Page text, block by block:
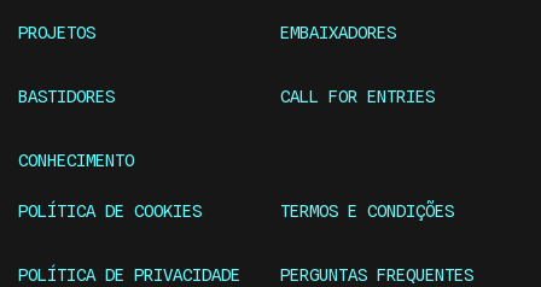
PROJETOS
BASTIDORES
CONHECIMENTO
EMBAIXADORES
CALL FOR ENTRIES
POLÍTICA DE COOKIES
POLÍTICA DE PRIVACIDADE
TERMOS E CONDIÇÕES
PERGUNTAS FREQUENTES